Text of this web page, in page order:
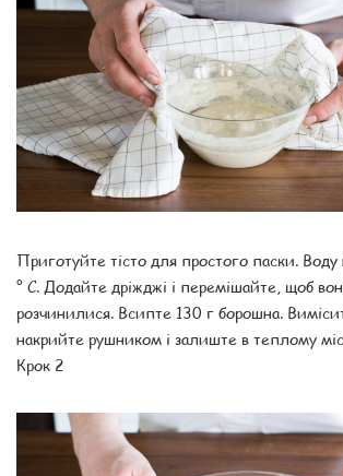
Приготуйте тісто для простого паски. Воду
° C. Додайте дріжджі і перемішайте, щоб
розчинилися. Всипте 130 г борошна.
накрийте рушником і залиште в теплому
Крок 2